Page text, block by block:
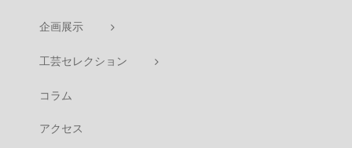
企画展示
工芸セレクション
コラム
アクセス